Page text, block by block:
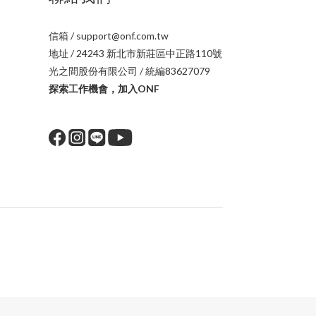
信箱 / support@onf.com.tw
地址 / 24243 新北市新莊區中正路110號
光之間股份有限公司 / 統編83627079
探索工作機會，加入ONF